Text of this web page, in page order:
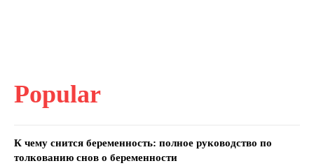
Popular
К чему снится беременность: полное руководство по
толкованию снов о беременности